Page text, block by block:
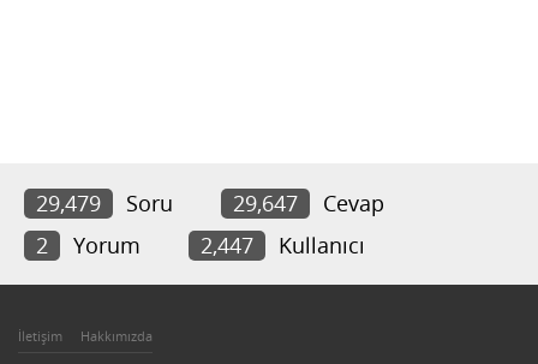
29,479 Soru 29,647
Cevap
2
Yorum 2,447 Kullanıcı
İletişim Hakkımızda